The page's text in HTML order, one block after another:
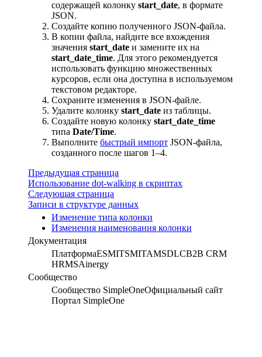
содержащей колонку start_date, в формате
JSON.
Создайте копию полученного JSON-файла.
В копии файла, найдите все вхождения
значения start_date и замените их на
start_date_time. Для этого рекомендуется
использовать функцию множественных
курсоров, если она доступна в используемом
текстовом редакторе.
Сохраните изменения в JSON-файле.
Удалите колонку start_date из таблицы.
Создайте новую колонку start_date_time
типа Date/Time.
Выполните быстрый импорт JSON-файла,
созданного после шагов 1–4.
Предыдущая страница
Использование dot-walking в скриптах
Следующая страница
Записи в структуре данных
Изменение типа колонки
Изменения наименования колонки
Документация
ПлатформаESMITSMITAMSDLCB2B CRM
HRMSAinergy
Сообщество
Сообщество SimpleOneОфициальный сайт
Портал SimpleOne